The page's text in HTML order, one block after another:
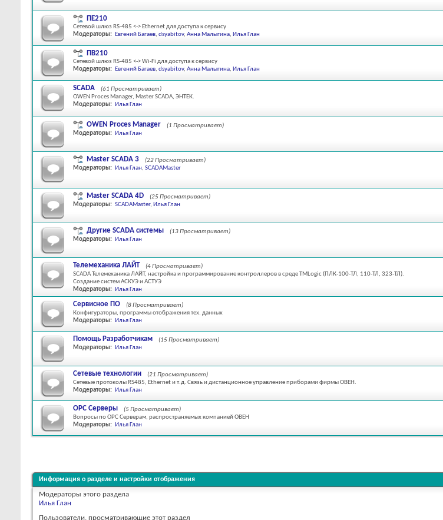
ПЕ210
Сетевой шлюз RS-485 <-> Ethernet для доступа к сервису
Модераторы: Евгений Багаев, dsyabitov, Анна Малыгина, Илья Глан
ПВ210
Сетевой шлюз RS-485 <-> Wi-Fi для доступа к сервису
Модераторы: Евгений Багаев, dsyabitov, Анна Малыгина, Илья Глан
SCADA
(61 Просматривает)
OWEN Proces Manager, Master SCADA, ЭНТЕК.
Модераторы: Илья Глан
OWEN Proces Manager
(1 Просматривает)
Модераторы: Илья Глан
Master SCADA 3
(22 Просматривает)
Модераторы: Илья Глан, SCADAMaster
Master SCADA 4D
(25 Просматривает)
Модераторы: SCADAMaster, Илья Глан
Другие SCADA системы
(13 Просматривает)
Модераторы: Илья Глан
Телемеханика ЛАЙТ
(4 Просматривает)
SCADA Телемеханика ЛАЙТ, настройка и программирование контроллеров в среде TMLogic (ПЛК-100-ТЛ, 110-ТЛ, 323-ТЛ).
Создание систем АСКУЭ и АСТУЭ
Модераторы: Илья Глан
Сервисное ПО
(8 Просматривает)
Конфигураторы, программы отображения тех. данных
Модераторы: Илья Глан
Помощь Разработчикам
(15 Просматривает)
Модераторы: Илья Глан
Сетевые технологии
(21 Просматривает)
Сетевые протоколы RS485, Ethernet и т.д. Связь и дистанционное управление приборами фирмы ОВЕН.
Модераторы: Илья Глан
OPC Серверы
(5 Просматривает)
Вопросы по OPC Серверам, распространяемых компанией ОВЕН
Модераторы: Илья Глан
Информация о разделе и настройки отображения
Модераторы этого раздела
Илья Глан
Пользователи, просматривающие этот раздел